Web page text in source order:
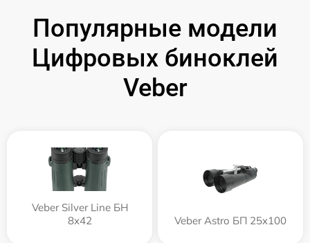
Популярные модели
Цифровых биноклей
Veber
Veber Silver Line БН
8x42
Veber Astro БП 25x100